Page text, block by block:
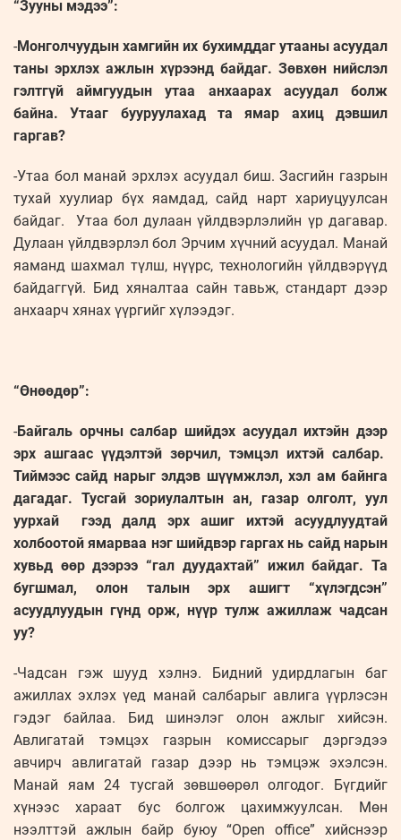
“Зууны мэдээ”:
-Монголчуудын хамгийн их бухимддаг утааны асуудал
таны эрхлэх ажлын хүрээнд байдаг. Зөвхөн нийслэл
гэлтгүй аймгуудын утаа анхаарах асуудал болж
байна. Утааг бууруулахад та ямар ахиц дэвшил
гаргав?
-Утаа бол манай эрхлэх асуудал биш. Засгийн газрын
тухай хуулиар бүх яамдад, сайд нарт хариуцуулсан
байдаг. Утаа бол дулаан үйлдвэрлэлийн үр дагавар.
Дулаан үйлдвэрлэл бол Эрчим хүчний асуудал. Манай
яаманд шахмал түлш, нүүрс, технологийн үйлдвэрүүд
байдаггүй. Бид хяналтаа сайн тавьж, стандарт дээр
анхаарч хянах үүргийг хүлээдэг.
“Өнөөдөр”:
-Байгаль орчны салбар шийдэх асуудал ихтэйн дээр
эрх ашгаас үүдэлтэй зөрчил, тэмцэл ихтэй салбар.
Тиймээс сайд нарыг элдэв шүүмжлэл, хэл ам байнга
дагадаг. Тусгай зориулалтын ан, газар олголт, уул
уурхай гээд далд эрх ашиг ихтэй асуудлуудтай
холбоотой ямарваа нэг шийдвэр гаргах нь сайд нарын
хувьд өөр дээрээ “гал дуудахтай” ижил байдаг. Та
бугшмал, олон талын эрх ашигт “хүлэгдсэн”
асуудлуудын гүнд орж, нүүр тулж ажиллаж чадсан
уу?
-Чадсан гэж шууд хэлнэ. Бидний удирдлагын баг
ажиллах эхлэх үед манай салбарыг авлига үүрлэсэн
гэдэг байлаа. Бид шинэлэг олон ажлыг хийсэн.
Авлигатай тэмцэх газрын комиссарыг дэргэдээ
авчирч авлигатай газар дээр нь тэмцэж эхэлсэн.
Манай яам 24 тусгай зөвшөөрөл олгодог. Бүгдийг
хүнээс хараат бус болгож цахимжуулсан. Мөн
нээлттэй ажлын байр буюу “Open office” хийснээр